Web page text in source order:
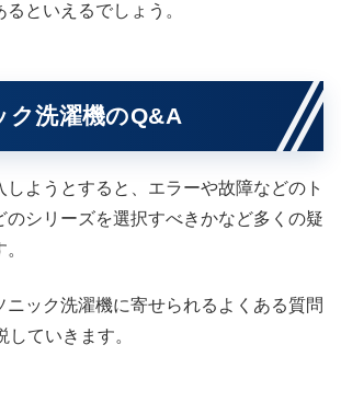
といえるでしょう。
ク洗濯機のQ&A
しようとすると、エラーや故障などのト
のシリーズを選択すべきかなど多くの疑
ニック洗濯機に寄せられるよくある質問
していきます。